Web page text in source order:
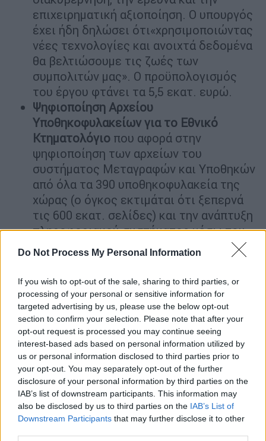
Do Not Process My Personal Information
If you wish to opt-out of the sale, sharing to third parties, or
processing of your personal or sensitive information for
targeted advertising by us, please use the below opt-out
section to confirm your selection. Please note that after your
opt-out request is processed you may continue seeing
interest-based ads based on personal information utilized by
us or personal information disclosed to third parties prior to
your opt-out. You may separately opt-out of the further
disclosure of your personal information by third parties on the
IAB’s list of downstream participants. This information may
also be disclosed by us to third parties on the IAB’s List of
Downstream Participants that may further disclose it to other
επιχειρηματική αξιοποίηση. Ο υπουργός
έχει ήδη δηλώσει ότι«χρησιμοποιώντας
νέες τεχνολογίες και ανοιχτά δεδομένα
θα βελτιώσουμε τις ζωές των
συμπολιτών μας». Ο προϋπολογισμός
του έργου φτάνει τα 5,5 εκατ. ευρώ.
Ψηφιοποίηση Αρχείου
Υποθηκοφυλακείων για το Εθνικό
Κτηματολόγιο που αφορά στην
ψηφιοποίηση των αρχείων του
συστήματος Μεταγραφών και Υποθηκών
από όλα τα 390 υποθηκοφυλακεία της
χώρας (ο όγκος εκτιμάται ότι ξεπερνά
τις 600 εκατ. σελίδες) και την ανάπτυξη
πληροφοριακού συστήματος μέσω του
οποίου τα αρχεία θα είναι προσβάσιμα
σε όλους τους ενδιαφερόμενους και σε
άλλα συναφή πληροφοριακά συστήματα.
«Πλέον θα βρούμε λύση στο
Κτηματολόγιο, σε δυο περίπου χρόνια το
90% της χώρας θα έχει
κτηματογραφηθεί» έχει τονίσει ο
υπουργός Ψηφιακής Διακυβέρνησης,
Κυριάκος Πιερρακάκης, ενώ ο
υφυπουργός για Ειδικά Ψηφιακά Έργα
και το Κτηματολόγιο, Γιώργος Στύλιος
έχει αναφέρει ότι «η ολοκλήρωση του